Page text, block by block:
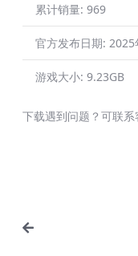
累计销量: 969
官方发布日期: 2025
游戏大小: 9.23GB
下载遇到问题？可联